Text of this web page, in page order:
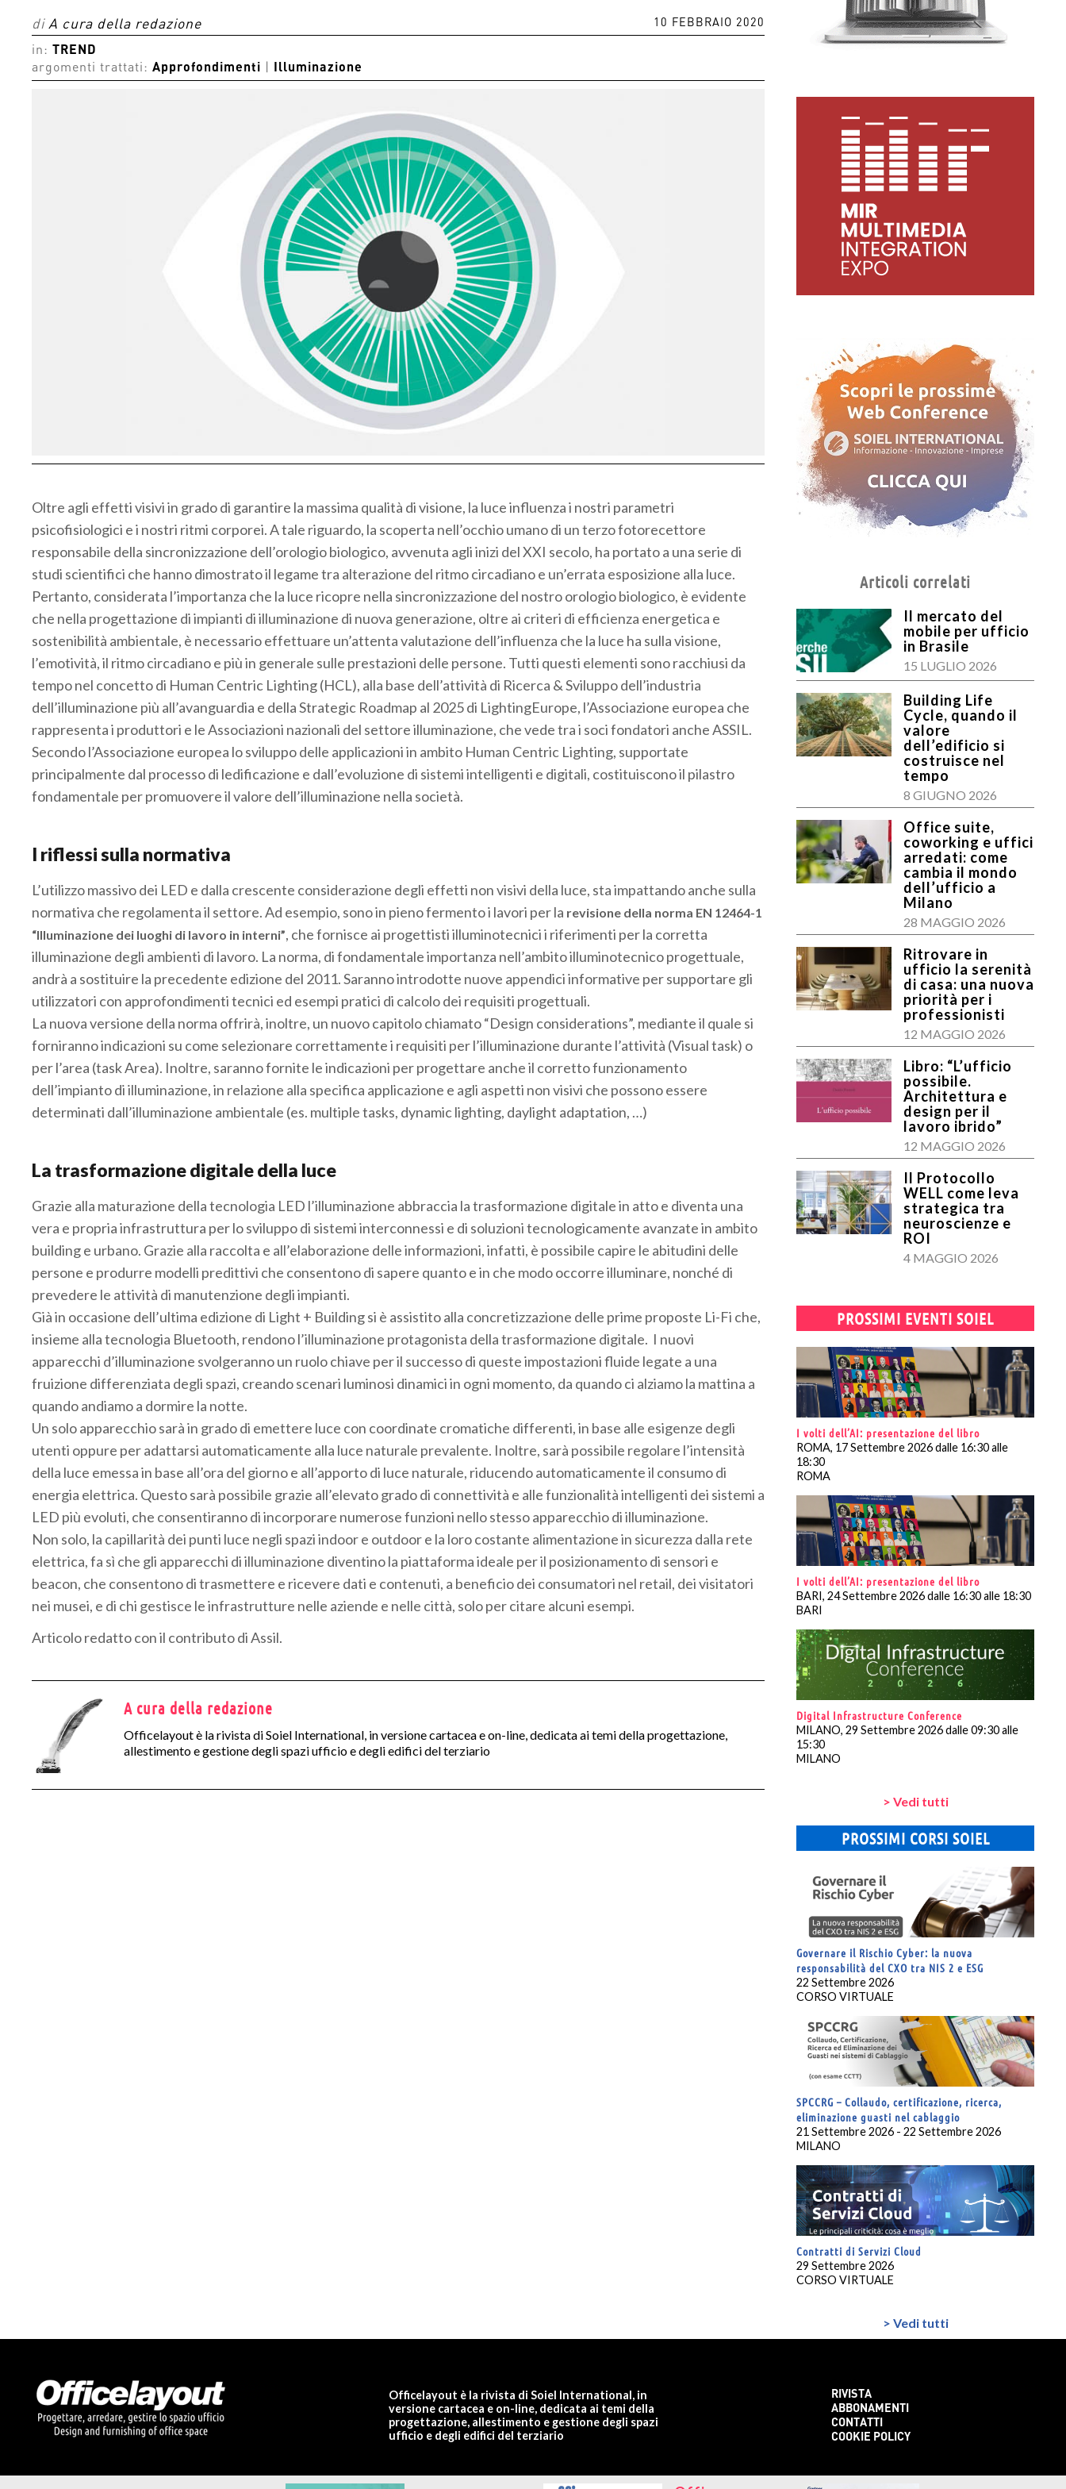
di A cura della redazione 10 FEBBRAIO 2020
in:
TREND
argomenti trattati: Approfondimenti Illuminazione
Oltre agli effetti visivi in grado di garantire la massima qualità di visione, la luce influenza i nostri parametri
psicofisiologici e i nostri ritmi corporei. A tale riguardo, la scoperta nell’occhio umano di un terzo fotorecettore
responsabile della sincronizzazione dell’orologio biologico, avvenuta agli inizi del XXI secolo, ha portato a una serie di
studi scientifici che hanno dimostrato il legame tra alterazione del ritmo circadiano e un’errata esposizione alla luce.
Pertanto, considerata l’importanza che la luce ricopre nella sincronizzazione del nostro orologio biologico, è evidente
che nella progettazione di impianti di illuminazione di nuova generazione, oltre ai criteri di efficienza energetica e
sostenibilità ambientale, è necessario effettuare un’attenta valutazione dell’influenza che la luce ha sulla visione,
l’emotività, il ritmo circadiano e più in generale sulle prestazioni delle persone. Tutti questi elementi sono racchiusi da
tempo nel concetto di Human Centric Lighting (HCL), alla base dell’attività di Ricerca & Sviluppo dell’industria
dell’illuminazione più all’avanguardia e della Strategic Roadmap al 2025 di LightingEurope, l’Associazione europea che
rappresenta i produttori e le Associazioni nazionali del settore illuminazione, che vede tra i soci fondatori anche ASSIL.
Secondo l’Associazione europea lo sviluppo delle applicazioni in ambito Human Centric Lighting, supportate
principalmente dal processo di ledificazione e dall’evoluzione di sistemi intelligenti e digitali, costituiscono il pilastro
fondamentale per promuovere il valore dell’illuminazione nella società.
I riflessi sulla normativa
L’utilizzo massivo dei LED e dalla crescente considerazione degli effetti non visivi della luce, sta impattando anche sulla
normativa che regolamenta il settore. Ad esempio, sono in pieno fermento i lavori per la revisione della norma EN 12464-1
“Illuminazione dei luoghi di lavoro in interni”, che fornisce ai progettisti illuminotecnici i riferimenti per la corretta
illuminazione degli ambienti di lavoro. La norma, di fondamentale importanza nell’ambito illuminotecnico progettuale,
andrà a sostituire la precedente edizione del 2011. Saranno introdotte nuove appendici informative per supportare gli
utilizzatori con approfondimenti tecnici ed esempi pratici di calcolo dei requisiti progettuali.
La nuova versione della norma offrirà, inoltre, un nuovo capitolo chiamato “Design considerations”, mediante il quale si
forniranno indicazioni su come selezionare correttamente i requisiti per l’illuminazione durante l’attività (Visual task) o
per l’area (task Area). Inoltre, saranno fornite le indicazioni per progettare anche il corretto funzionamento
dell’impianto di illuminazione, in relazione alla specifica applicazione e agli aspetti non visivi che possono essere
determinati dall’illuminazione ambientale (es. multiple tasks, dynamic lighting, daylight adaptation, …)
La trasformazione digitale della luce
Grazie alla maturazione della tecnologia LED l’illuminazione abbraccia la trasformazione digitale in atto e diventa una
vera e propria infrastruttura per lo sviluppo di sistemi interconnessi e di soluzioni tecnologicamente avanzate in ambito
building e urbano. Grazie alla raccolta e all’elaborazione delle informazioni, infatti, è possibile capire le abitudini delle
persone e produrre modelli predittivi che consentono di sapere quanto e in che modo occorre illuminare, nonché di
prevedere le attività di manutenzione degli impianti.
Già in occasione dell’ultima edizione di Light + Building si è assistito alla concretizzazione delle prime proposte Li-Fi che,
insieme alla tecnologia Bluetooth, rendono l’illuminazione protagonista della trasformazione digitale. I nuovi
apparecchi d’illuminazione svolgeranno un ruolo chiave per il successo di queste impostazioni fluide legate a una
fruizione differenziata degli spazi, creando scenari luminosi dinamici in ogni momento, da quando ci alziamo la mattina a
quando andiamo a dormire la notte.
Un solo apparecchio sarà in grado di emettere luce con coordinate cromatiche differenti, in base alle esigenze degli
utenti oppure per adattarsi automaticamente alla luce naturale prevalente. Inoltre, sarà possibile regolare l’intensità
della luce emessa in base all’ora del giorno e all’apporto di luce naturale, riducendo automaticamente il consumo di
energia elettrica. Questo sarà possibile grazie all’elevato grado di connettività e alle funzionalità intelligenti dei sistemi a
LED più evoluti, che consentiranno di incorporare numerose funzioni nello stesso apparecchio di illuminazione.
Non solo, la capillarità dei punti luce negli spazi indoor e outdoor e la loro costante alimentazione in sicurezza dalla rete
elettrica, fa sì che gli apparecchi di illuminazione diventino la piattaforma ideale per il posizionamento di sensori e
beacon, che consentono di trasmettere e ricevere dati e contenuti, a beneficio dei consumatori nel retail, dei visitatori
nei musei, e di chi gestisce le infrastrutture nelle aziende e nelle città, solo per citare alcuni esempi.
Articolo redatto con il contributo di Assil.
A cura della redazione
Officelayout è la rivista di Soiel International, in versione cartacea e on-line, dedicata ai temi della progettazione,
allestimento e gestione degli spazi ufficio e degli edifici del terziario
Articoli correlati
Il mercato del
mobile per ufficio
in Brasile
15 LUGLIO 2026
Building Life
Cycle, quando il
valore
dell’edificio si
costruisce nel
tempo
8 GIUGNO 2026
Office suite,
coworking e uffici
arredati: come
cambia il mondo
dell’ufficio a
Milano
28 MAGGIO 2026
Ritrovare in
ufficio la serenità
di casa: una nuova
priorità per i
professionisti
12 MAGGIO 2026
Libro: “L’ufficio
possibile.
Architettura e
design per il
lavoro ibrido”
12 MAGGIO 2026
Il Protocollo
WELL come leva
strategica tra
neuroscienze e
ROI
4 MAGGIO 2026
PROSSIMI EVENTI SOIEL
I volti dell’AI: presentazione del libro
ROMA, 17 Settembre 2026 dalle 16:30 alle
18:30
ROMA
I volti dell’AI: presentazione del libro
BARI, 24 Settembre 2026 dalle 16:30 alle 18:30
BARI
Digital Infrastructure Conference
MILANO, 29 Settembre 2026 dalle 09:30 alle
15:30
MILANO
> Vedi tutti
PROSSIMI CORSI SOIEL
Governare il Rischio Cyber: la nuova
responsabilità del CXO tra NIS 2 e ESG
22 Settembre 2026
CORSO VIRTUALE
SPCCRG – Collaudo, certificazione, ricerca,
eliminazione guasti nel cablaggio
21 Settembre 2026 - 22 Settembre 2026
MILANO
Contratti di Servizi Cloud
29 Settembre 2026
CORSO VIRTUALE
> Vedi tutti
Officelayout è la rivista di Soiel International, in
versione cartacea e on-line, dedicata ai temi della
progettazione, allestimento e gestione degli spazi
ufficio e degli edifici del terziario
RIVISTA
ABBONAMENTI
CONTATTI
COOKIE POLICY